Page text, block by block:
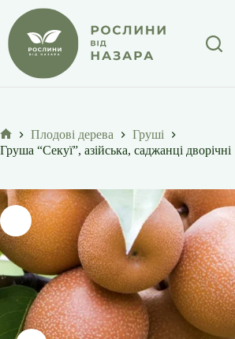
Перейти
вмісту
Головна
Плодові дерева
Груші
Груша “Секуї”, азійська, саджанці дворічні